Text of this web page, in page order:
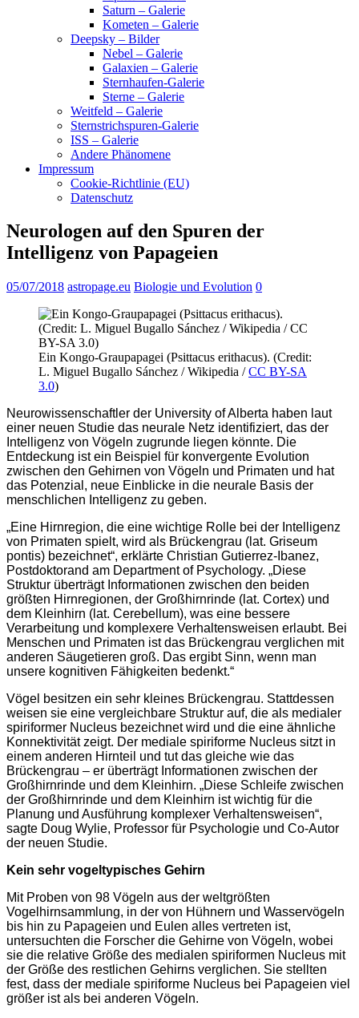
Saturn – Galerie
Kometen – Galerie
Deepsky – Bilder
Nebel – Galerie
Galaxien – Galerie
Sternhaufen-Galerie
Sterne – Galerie
Weitfeld – Galerie
Sternstrichspuren-Galerie
ISS – Galerie
Andere Phänomene
Impressum
Cookie-Richtlinie (EU)
Datenschutz
Neurologen auf den Spuren der
Intelligenz von Papageien
05/07/2018 astropage.eu Biologie und Evolution 0
Ein Kongo-Graupapagei (Psittacus erithacus). (Credit:
L. Miguel Bugallo Sánchez / Wikipedia /CC BY-SA
3.0)
Neurowissenschaftler der University of Alberta haben laut
einer neuen Studie das neurale Netz identifiziert, das der
Intelligenz von Vögeln zugrunde liegen könnte. Die
Entdeckung ist ein Beispiel für konvergente Evolution
zwischen den Gehirnen von Vögeln und Primaten und hat
das Potenzial, neue Einblicke in die neurale Basis der
menschlichen Intelligenz zu geben.
„Eine Hirnregion, die eine wichtige Rolle bei der Intelligenz
von Primaten spielt, wird als Brückengrau (lat. Griseum
pontis) bezeichnet“, erklärte Christian Gutierrez-Ibanez,
Postdoktorand am Department of Psychology. „Diese
Struktur überträgt Informationen zwischen den beiden
größten Hirnregionen, der Großhirnrinde (lat. Cortex) und
dem Kleinhirn (lat. Cerebellum), was eine bessere
Verarbeitung und komplexere Verhaltensweisen erlaubt. Bei
Menschen und Primaten ist das Brückengrau verglichen mit
anderen Säugetieren groß. Das ergibt Sinn, wenn man
unsere kognitiven Fähigkeiten bedenkt.“
Vögel besitzen ein sehr kleines Brückengrau. Stattdessen
weisen sie eine vergleichbare Struktur auf, die als medialer
spiriformer Nucleus bezeichnet wird und die eine ähnliche
Konnektivität zeigt. Der mediale spiriforme Nucleus sitzt in
einem anderen Hirnteil und tut das gleiche wie das
Brückengrau – er überträgt Informationen zwischen der
Großhirnrinde und dem Kleinhirn. „Diese Schleife zwischen
der Großhirnrinde und dem Kleinhirn ist wichtig für die
Planung und Ausführung komplexer Verhaltensweisen“,
sagte Doug Wylie, Professor für Psychologie und Co-Autor
der neuen Studie.
Kein sehr vogeltypisches Gehirn
Mit Proben von 98 Vögeln aus der weltgrößten
Vogelhirnsammlung, in der von Hühnern und Wasservögeln
bis hin zu Papageien und Eulen alles vertreten ist,
untersuchten die Forscher die Gehirne von Vögeln, wobei
sie die relative Größe des medialen spiriformen Nucleus mit
der Größe des restlichen Gehirns verglichen. Sie stellten
fest, dass der mediale spiriforme Nucleus bei Papageien viel
größer ist als bei anderen Vögeln.